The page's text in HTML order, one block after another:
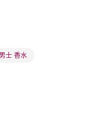
貨後2-5個工作天到店，3天內
男士 香水